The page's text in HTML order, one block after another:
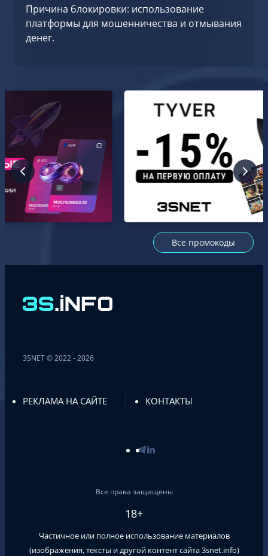
Причина блокировки: использование
платформы для мошенничества и отмывания
денег.
Все промокоды
3SNET © 2022 - 2026
РЕКЛАМА НА САЙТЕ КОНТАКТЫ
Все права защищены
18+
Частичное или полное использование материалов
(изображения, тексты и другой контент сайта3snet.info)